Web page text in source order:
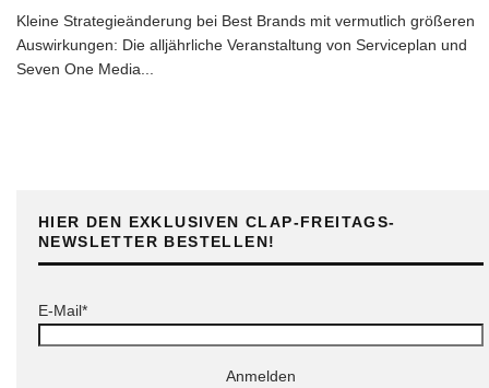
Kleine Strategieänderung bei Best Brands mit vermutlich größeren
Auswirkungen: Die alljährliche Veranstaltung von Serviceplan und
Seven One Media
HIER DEN EXKLUSIVEN CLAP-FREITAGS-
NEWSLETTER BESTELLEN!
E-Mail*
Anmelden